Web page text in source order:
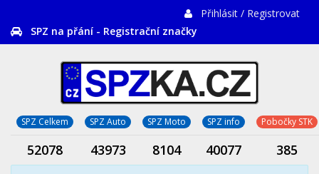
Přihlásit / Registrovat
SPZ na přání - Registrační značky
SPZ Celkem SPZ Auto SPZ Moto SPZ info Pobočky STK
52078 43973 8104 40077 385